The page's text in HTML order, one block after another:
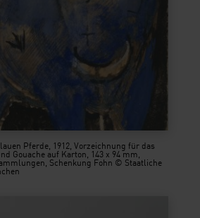
Pferde, 1912, Vorzeichnung für das
Gouache auf Karton, 143 x 94 mm,
Schenkung Fohn © Staatliche